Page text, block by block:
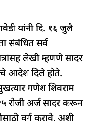
यांनी दि. १६ जुलै
संबंधित सर्व
लेखी म्हणणे सादर
आदेश दिले होते.
गणेश शिवराम
रोजी अर्ज सादर करून